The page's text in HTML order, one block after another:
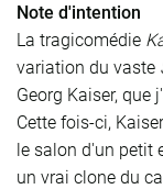
Note d'intention
La tragicomédie
variation du vaste
Georg Kaiser, que
Cette fois-ci,
le salon d'un petit
un vrai clone du